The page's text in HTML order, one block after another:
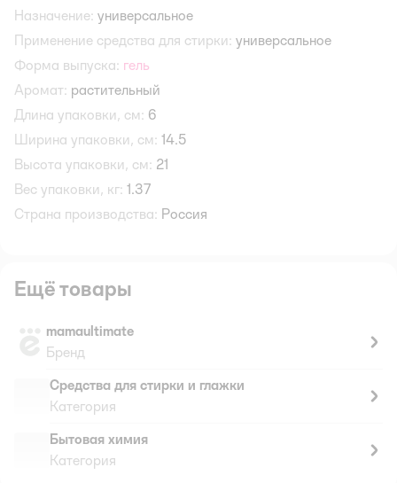
Назначение: универсальное
Применение средства для стирки: универсальное
Форма выпуска: гель
Аромат: растительный
Длина упаковки, см: 6
Ширина упаковки, см: 14.5
Высота упаковки, см: 21
Вес упаковки, кг: 1.37
Страна производства: Россия
Ещё товары
mamaultimate
Бренд
Средства для стирки и глажки
Категория
Бытовая химия
Категория